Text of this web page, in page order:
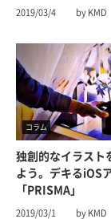
2019/03/4 by KMD
コラム
独創的なイラスト
よう。デキるiOS
「PRISMA」
2019/03/1 by KMD